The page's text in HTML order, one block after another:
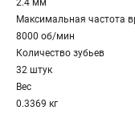
2.4 мм
Максимальная частота
8000 об/мин
Количество зубьев
32 штук
Вес
0.3369 кг